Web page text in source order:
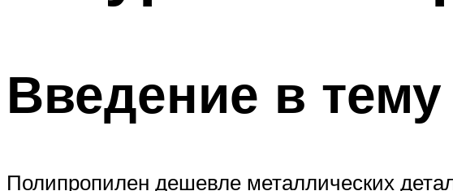
Введение в тему
Полипропилен дешевле металлических